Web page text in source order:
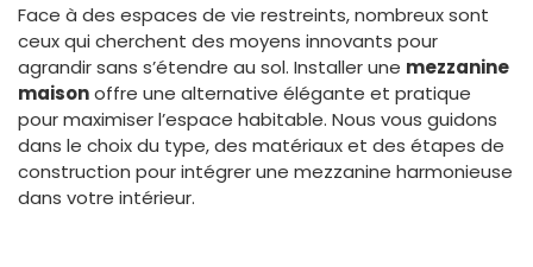
Face à des espaces de vie restreints, nombreux sont
ceux qui cherchent des moyens innovants pour
agrandir sans s’étendre au sol. Installer une mezzanine
maisonoffre une alternative élégante et pratique
pour maximiser l’espace habitable. Nous vous guidons
dans le choix du type, des matériaux et des étapes de
construction pour intégrer une mezzanine harmonieuse
dans votre intérieur.